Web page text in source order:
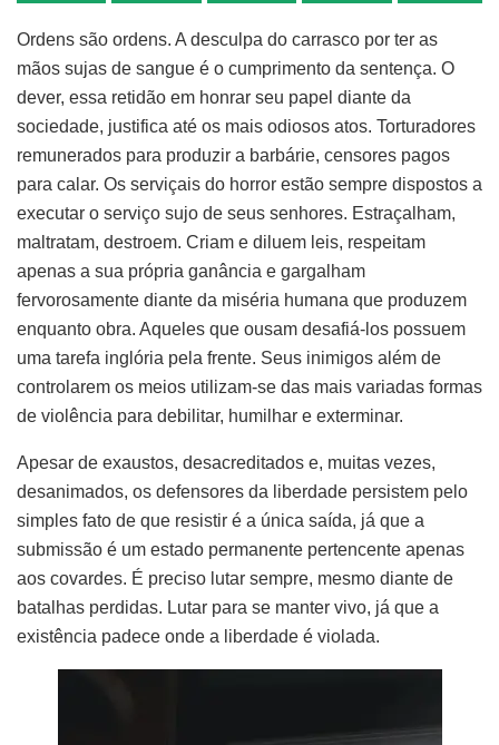
Ordens são ordens. A desculpa do carrasco por ter as
mãos sujas de sangue é o cumprimento da sentença. O
dever, essa retidão em honrar seu papel diante da
sociedade, justifica até os mais odiosos atos. Torturadores
remunerados para produzir a barbárie, censores pagos
para calar. Os serviçais do horror estão sempre dispostos a
executar o serviço sujo de seus senhores. Estraçalham,
maltratam, destroem. Criam e diluem leis, respeitam
apenas a sua própria ganância e gargalham
fervorosamente diante da miséria humana que produzem
enquanto obra. Aqueles que ousam desafiá-los possuem
uma tarefa inglória pela frente. Seus inimigos além de
controlarem os meios utilizam-se das mais variadas formas
de violência para debilitar, humilhar e exterminar.
Apesar de exaustos, desacreditados e, muitas vezes,
desanimados, os defensores da liberdade persistem pelo
simples fato de que resistir é a única saída, já que a
submissão é um estado permanente pertencente apenas
aos covardes. É preciso lutar sempre, mesmo diante de
batalhas perdidas. Lutar para se manter vivo, já que a
existência padece onde a liberdade é violada.